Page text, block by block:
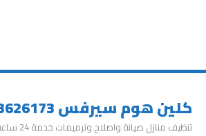
كلين هوم سيرفس 0543626173
تنظيف منازل صيانة واصلاح وترميمات خدمة 24 ساعة عمالة مميزة